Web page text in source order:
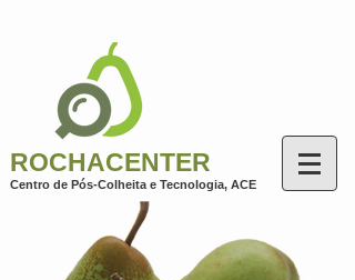
ROCHACENTER
Centro de Pós-Colheita e Tecnologia, ACE